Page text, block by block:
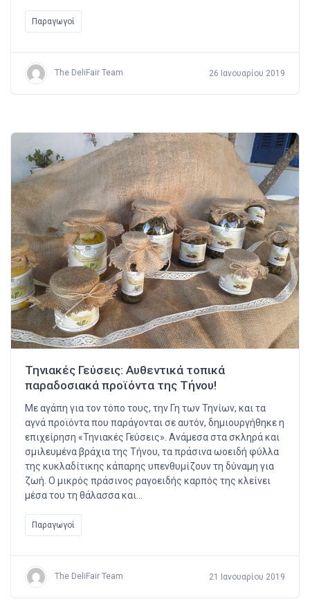
Παραγωγοί
The DeliFair Team 26 Ιανουαρίου 2019
Τηνιακές Γεύσεις: Αυθεντικά τοπικά
παραδοσιακά προϊόντα της Τήνου!
Με αγάπη για τον τόπο τους, την Γη των Τηνίων, και τα
αγνά προϊόντα που παράγονται σε αυτόν, δημιουργήθηκε η
επιχείρηση «Τηνιακές Γεύσεις». Ανάμεσα στα σκληρά και
σμιλευμένα βράχια της Τήνου, τα πράσινα ωοειδή φύλλα
της κυκλαδίτικης κάπαρης υπενθυμίζουν τη δύναμη για
ζωή. Ο μικρός πράσινος ραγοειδής καρπός της κλείνει
μέσα του τη θάλασσα και…
Παραγωγοί
The DeliFair Team 21 Ιανουαρίου 2019